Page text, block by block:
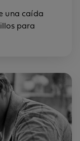
una caída
para